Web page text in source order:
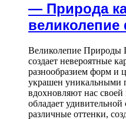
— Природа
Великолепие Природы
создает невероятные
разнообразием форм и
украшен уникальными
вдохновляют нас
обладает удивительной
различные оттенки,